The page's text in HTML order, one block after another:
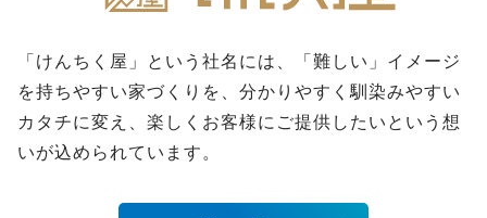
「けんちく屋」という社名には、「難しい」イメージ
を持ちやすい家づくりを、分かりやすく馴染みやすい
カタチに変え、楽しくお客様にご提供したいという想
いが込められています。